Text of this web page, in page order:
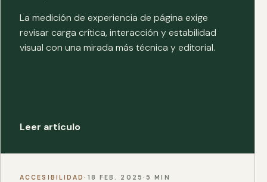
La medición de experiencia de página exige
revisar carga crítica, interacción y estabilidad
visual con una mirada más técnica y editorial.
Leer artículo
ACCESIBILIDAD · 18 FEB. 2025 · 5 MIN